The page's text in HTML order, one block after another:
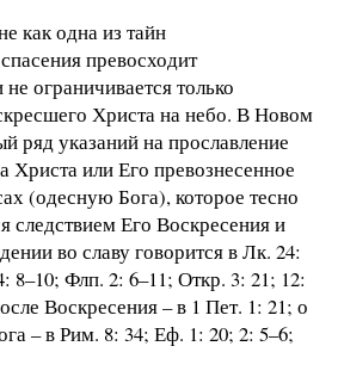
как одна из тайн
превосходит
ограничивается только
Христа на небо. В Новом
ряд указаний на прославление
Христа или Его превознесенное
(одесную Бога), которое тесно
следствием Его Воскресения и
во славу говорится в Лк. 24:
8–10; Флп. 2: 6–11; Откр. 3: 21; 12:
Воскресения – в 1 Пет. 1: 21; о
– в Рим. 8: 34; Еф. 1: 20; 2: 5–6;